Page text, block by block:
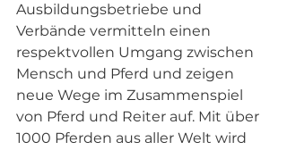
Ausbildungsbetriebe und
Verbände vermitteln einen
respektvollen Umgang zwischen
Mensch und Pferd und zeigen
neue Wege im Zusammenspiel
von Pferd und Reiter auf. Mit über
1000 Pferden aus aller Welt wird